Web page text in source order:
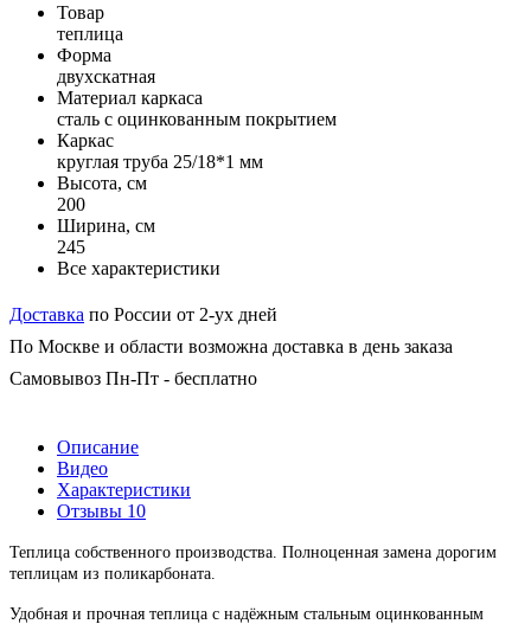
Товар
теплица
Форма
двухскатная
Материал каркаса
сталь с оцинкованным покрытием
Каркас
круглая труба 25/18*1 мм
Высота, см
200
Ширина, см
245
Все характеристики
Доставка по России от 2-ух дней
По Москве и области возможна доставка в день заказа
Самовывоз Пн-Пт - бесплатно
Описание
Видео
Характеристики
Отзывы 10
Теплица собственного производства. Полноценная замена дорогим
теплицам из поликарбоната.
Удобная и прочная теплица с надёжным стальным оцинкованным